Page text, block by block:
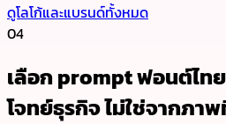
ดูโลโก้และแบรนด์ทั้งหมด
04
เลือก prompt ฟอนต์ไท
โจทย์ธุรกิจ ไม่ใช่จากภา